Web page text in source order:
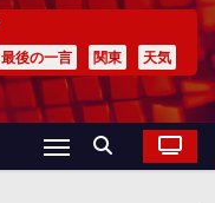
最後の一言 関東 天気